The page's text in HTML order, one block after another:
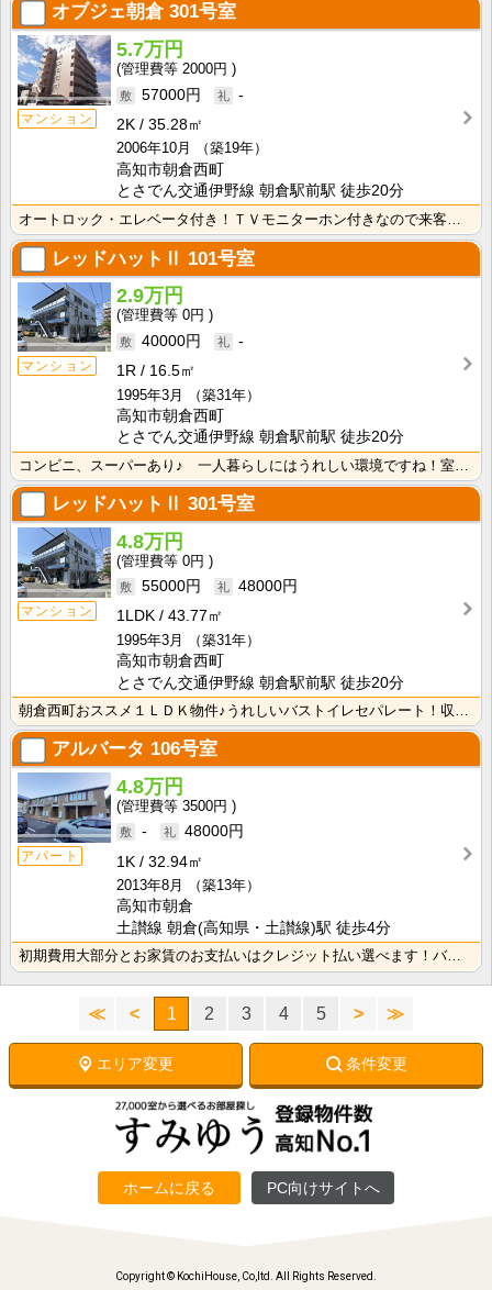
オブジェ朝倉301号室
マンション
5.7万円
2000円
57000円
-
2K
35.28㎡
2006年10月
（築19年）
高知市朝倉西町
とさでん交通伊野線 朝倉駅前駅 徒歩20分
レッドハットⅡ 101号室
マンション
2.9万円
0円
40000円
-
1R
16.5㎡
1995年3月
（築31年）
高知市朝倉西町
とさでん交通伊野線 朝倉駅前駅 徒歩20分
レッドハットⅡ 301号室
マンション
4.8万円
0円
55000円
48000円
1LDK
43.77㎡
1995年3月
（築31年）
高知市朝倉西町
とさでん交通伊野線 朝倉駅前駅 徒歩20分
朝倉西町おススメ１ＬＤＫ物件♪うれしいバストイレセパレート！収納スペースがあるので荷物が片付きます！
アルバータ 106号室
アパート
4.8万円
3500円
-
48000円
1K
32.94㎡
2013年8月
（築13年）
高知市朝倉
土讃線 朝倉(高知県・土讃線)駅 徒歩4分
初期費用大部分とお家賃のお支払いはクレジット払い選べます！バス・トイレ別なので、ゆったり湯船に浸かれ･･･
≪ < 1 2 3 4 5 > ≫
エリア変更 条件変更
ホームに戻る PC向けサイトへ
Copyright © KochiHouse, Co,ltd. All Rights Reserved.